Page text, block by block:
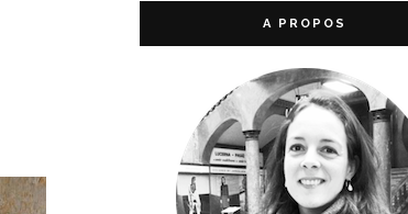
A PROPOS